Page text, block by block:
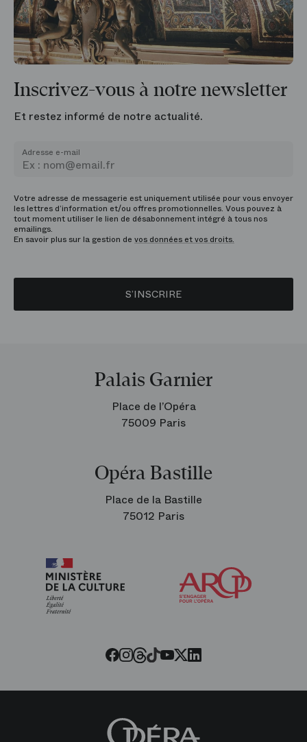
Inscrivez-vous à notre newsletter
Et restez informé de notre actualité.
Adresse e-mail
Votre adresse de messagerie est uniquement utilisée pour vous envoyer
les lettres d’information et/ou offres promotionnelles. Vous pouvez à
tout moment utiliser le lien de désabonnement intégré à tous nos
emailings.
En savoir plus sur la gestion de vos données et vos droits.
S’INSCRIRE
Palais Garnier
Place de l’Opéra
75009 Paris
Opéra Bastille
Place de la Bastille
75012 Paris
Facebook
Instagram
Threads
Tiktok
Youtube
Twitter
LinkedIn